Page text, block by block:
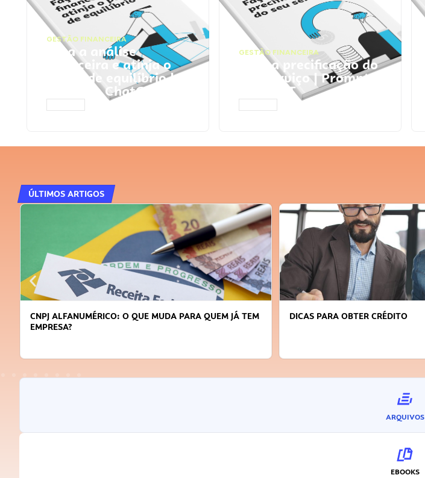
GESTÃO FINANCEIRA
Faça a análise
financeira e atinja o
ponto de equilíbrio |
Prompts ChatGPT
GESTÃO FINANCEIRA
Faça a precificação do
seu serviço | Prompts
ChatGPT
ÚLTIMOS ARTIGOS
CNPJ ALFANUMÉRICO: O QUE MUDA PARA QUEM JÁ TEM
EMPRESA?
DICAS PARA OBTER CRÉDITO
ARQUIVOS
EBOOKS